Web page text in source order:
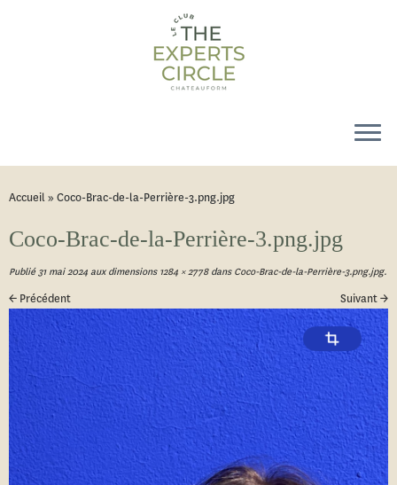
Accueil» Coco-Brac-de-la-Perrière-3.png.jpg
Coco-Brac-de-la-Perrière-3.png.jpg
Publié 31 mai 2024 aux dimensions1284 × 2778dansCoco-Brac-de-la-Perrière-3.png.jpg.
← Précédent Suivant →